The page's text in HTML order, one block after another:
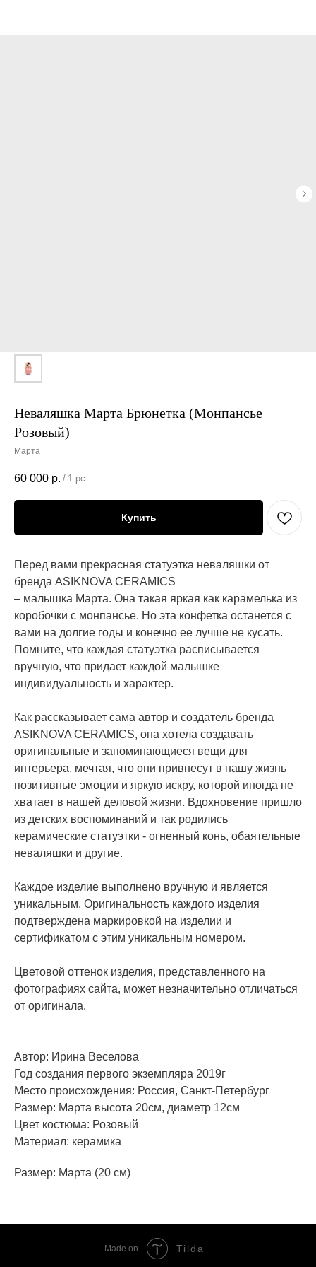
Неваляшка Марта Брюнетка (Монпансье
Розовый)
Марта
60 000 р. / 1 pc
Купить
Перед вами прекрасная статуэтка неваляшки от
бренда ASIKNOVA CERAMICS
– малышка Марта. Она такая яркая как карамелька из
коробочки с монпансье. Но эта конфетка останется с
вами на долгие годы и конечно ее лучше не кусать.
Помните, что каждая статуэтка расписывается
вручную, что придает каждой малышке
индивидуальность и характер.
Как рассказывает сама автор и создатель бренда
ASIKNOVA CERAMICS, она хотела создавать
оригинальные и запоминающиеся вещи для
интерьера, мечтая, что они привнесут в нашу жизнь
позитивные эмоции и яркую искру, которой иногда не
хватает в нашей деловой жизни. Вдохновение пришло
из детских воспоминаний и так родились
керамические статуэтки - огненный конь, обаятельные
неваляшки и другие.
Каждое изделие выполнено вручную и является
уникальным. Оригинальность каждого изделия
подтверждена маркировкой на изделии и
сертификатом с этим уникальным номером.
Цветовой оттенок изделия, представленного на
фотографиях сайта, может незначительно отличаться
от оригинала.
Автор: Ирина Веселова
Год создания первого экземпляра 2019г
Место происхождения: Россия, Санкт-Петербург
Размер: Марта высота 20см, диаметр 12см
Цвет костюма: Розовый
Материал: керамика
Размер: Марта (20 см)
Made on Tilda